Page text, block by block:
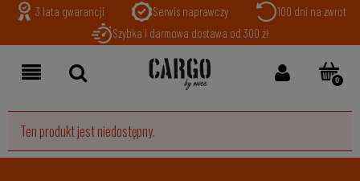
3 lata gwarancji Serwis naprawczy
100 dni na zwrot
Szybka i darmowa dostawa od 300 zł
Ten produkt jest niedostępny.